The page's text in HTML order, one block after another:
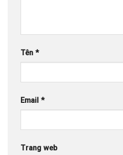
Tên *
Email *
Trang web